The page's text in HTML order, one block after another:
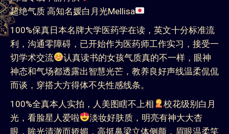
容可人，好看 耐看 想多看～
身材超级紧实婀娜，有清晰可见的马甲线
纤柔小骨
架低体脂，身穿紧身连衣裙，前凸后翘美好线条，纯天
然C杯盈盈椒乳，秀色可餐粉咪咪，腰腹紧实无一丝一
毫赘肉，真正的小腰精～无毛无纹身干净美好酮体，低
使用度的美好紧穴，性生活检点讲卫生，前半身大好时
颜控/学妹控/女友感/约会感必点，个位天数超短闪现
极品一闪而逝手慢无